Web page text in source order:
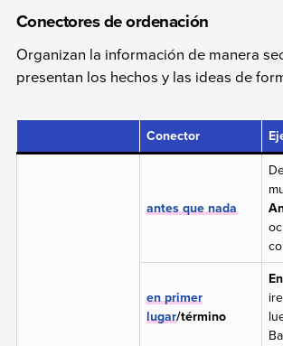
Conectores de ordenación
Organizan la información de manera
presentan los hechos y las ideas de
Conector
antes que nada
en primer
lugar/término